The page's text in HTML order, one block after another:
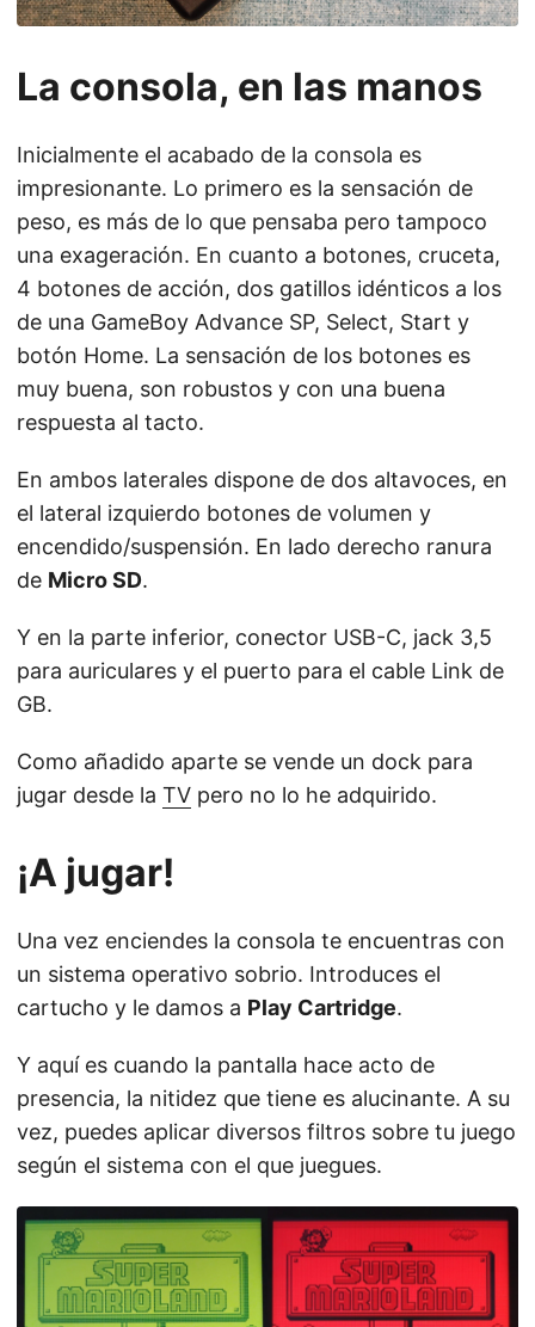
La consola, en las manos
Inicialmente el acabado de la consola es
impresionante. Lo primero es la sensación de
peso, es más de lo que pensaba pero tampoco
una exageración. En cuanto a botones, cruceta,
4 botones de acción, dos gatillos idénticos a los
de una GameBoy Advance SP, Select, Start y
botón Home. La sensación de los botones es
muy buena, son robustos y con una buena
respuesta al tacto.
En ambos laterales dispone de dos altavoces, en
el lateral izquierdo botones de volumen y
encendido/suspensión. En lado derecho ranura
de Micro SD.
Y en la parte inferior, conector USB-C, jack 3,5
para auriculares y el puerto para el cable Link de
GB.
Como añadido aparte se vende un dock para
jugar desde la TV pero no lo he adquirido.
¡A jugar!
Una vez enciendes la consola te encuentras con
un sistema operativo sobrio. Introduces el
cartucho y le damos a Play Cartridge.
Y aquí es cuando la pantalla hace acto de
presencia, la nitidez que tiene es alucinante. A su
vez, puedes aplicar diversos filtros sobre tu juego
según el sistema con el que juegues.